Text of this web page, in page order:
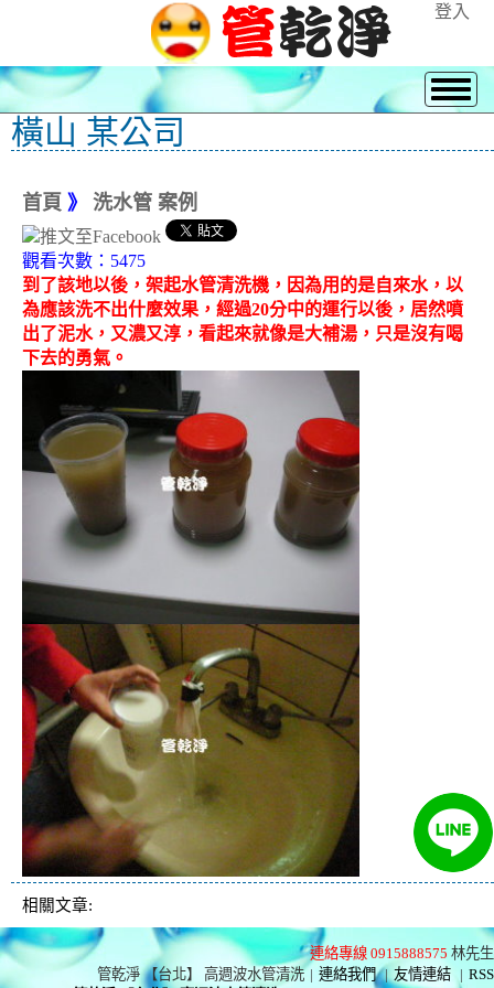
登入
橫山 某公司
首頁 》 洗水管 案例
觀看次數：5475
到了該地以後，架起水管清洗機，因為用的是自來水，以
為應該洗不出什麼效果，經過20分中的運行以後，居然噴
出了泥水，又濃又淳，看起來就像是大補湯，只是沒有喝
下去的勇氣。
相關文章:
連絡專線 0915888575 林先生
管乾淨 【台北】 高週波水管清洗 | 連絡我們 | 友情連結 | RSS